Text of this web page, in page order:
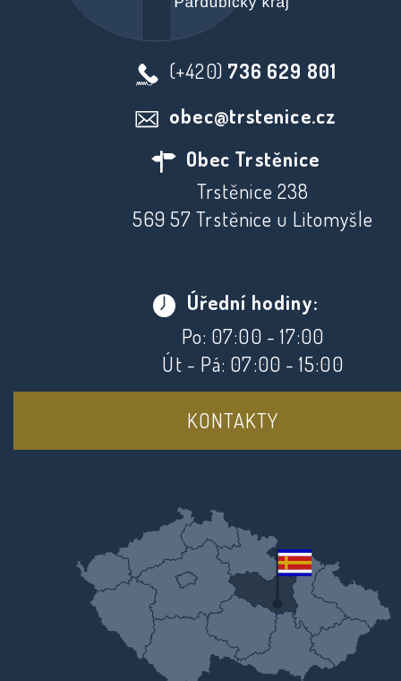
(+420) 736 629 801
obec@trstenice.cz
Obec Trstěnice
Trstěnice 238
569 57 Trstěnice u Litomyšle
Úřední hodiny:
Po: 07:00 - 17:00
Út - Pá: 07:00 - 15:00
KONTAKTY